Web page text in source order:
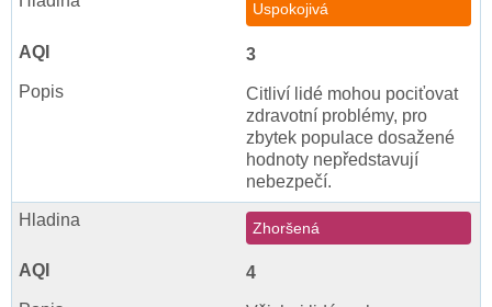
Uspokojivá
3
Citliví lidé mohou pociťovat
zdravotní problémy, pro
zbytek populace dosažené
hodnoty nepředstavují
nebezpečí.
Zhoršená
4